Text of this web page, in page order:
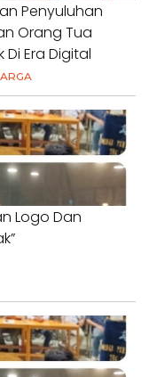
Penyuluhan
Orang Tua
Era Digital
Logo Dan